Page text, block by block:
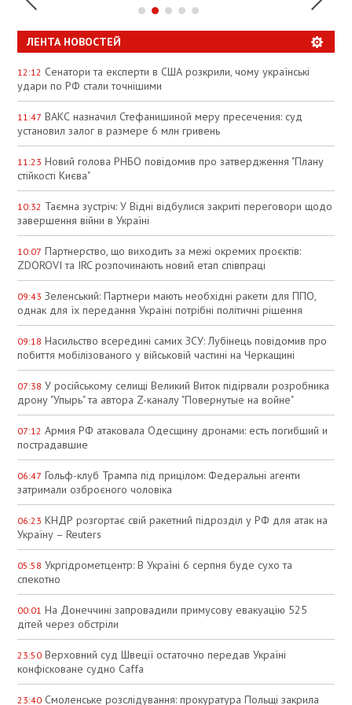
ЛЕНТА НОВОСТЕЙ
12:12 Сенатори та експерти в США розкрили, чому українські
удари по РФ стали точнішими
11:47 ВАКС назначил Стефанишиной меру пресечения: суд
установил залог в размере 6 млн гривень
11:23 Новий голова РНБО повідомив про затвердження "Плану
стійкості Києва"
10:32 Таємна зустріч: У Відні відбулися закриті переговори щодо
завершення війни в Україні
10:07 Партнерство, що виходить за межі окремих проєктів:
ZDOROVI та IRC розпочинають новий етап співпраці
09:43 Зеленський: Партнери мають необхідні ракети для ППО,
однак для їх передання Україні потрібні політичні рішення
09:18 Насильство всередині самих ЗСУ: Лубінець повідомив про
побиття мобілізованого у військовій частині на Черкащині
07:38 У російському селищі Великий Виток підірвали розробника
дрону "Упырь" та автора Z-каналу "Повернутые на войне"
07:12 Армия РФ атаковала Одесщину дронами: есть погибший и
пострадавшие
06:47 Гольф-клуб Трампа під прицілом: Федеральні агенти
затримали озброєного чоловіка
06:23 КНДР розгортає свій ракетний підрозділ у РФ для атак на
Україну – Reuters
05:58 Укргідрометцентр: В Україні 6 серпня буде сухо та
спекотно
00:01 На Донеччині запровадили примусову евакуацію 525
дітей через обстріли
23:50 Верховний суд Швеції остаточно передав Україні
конфісковане судно Caffa
23:40 Смоленське розслідування: прокуратура Польщі закрила